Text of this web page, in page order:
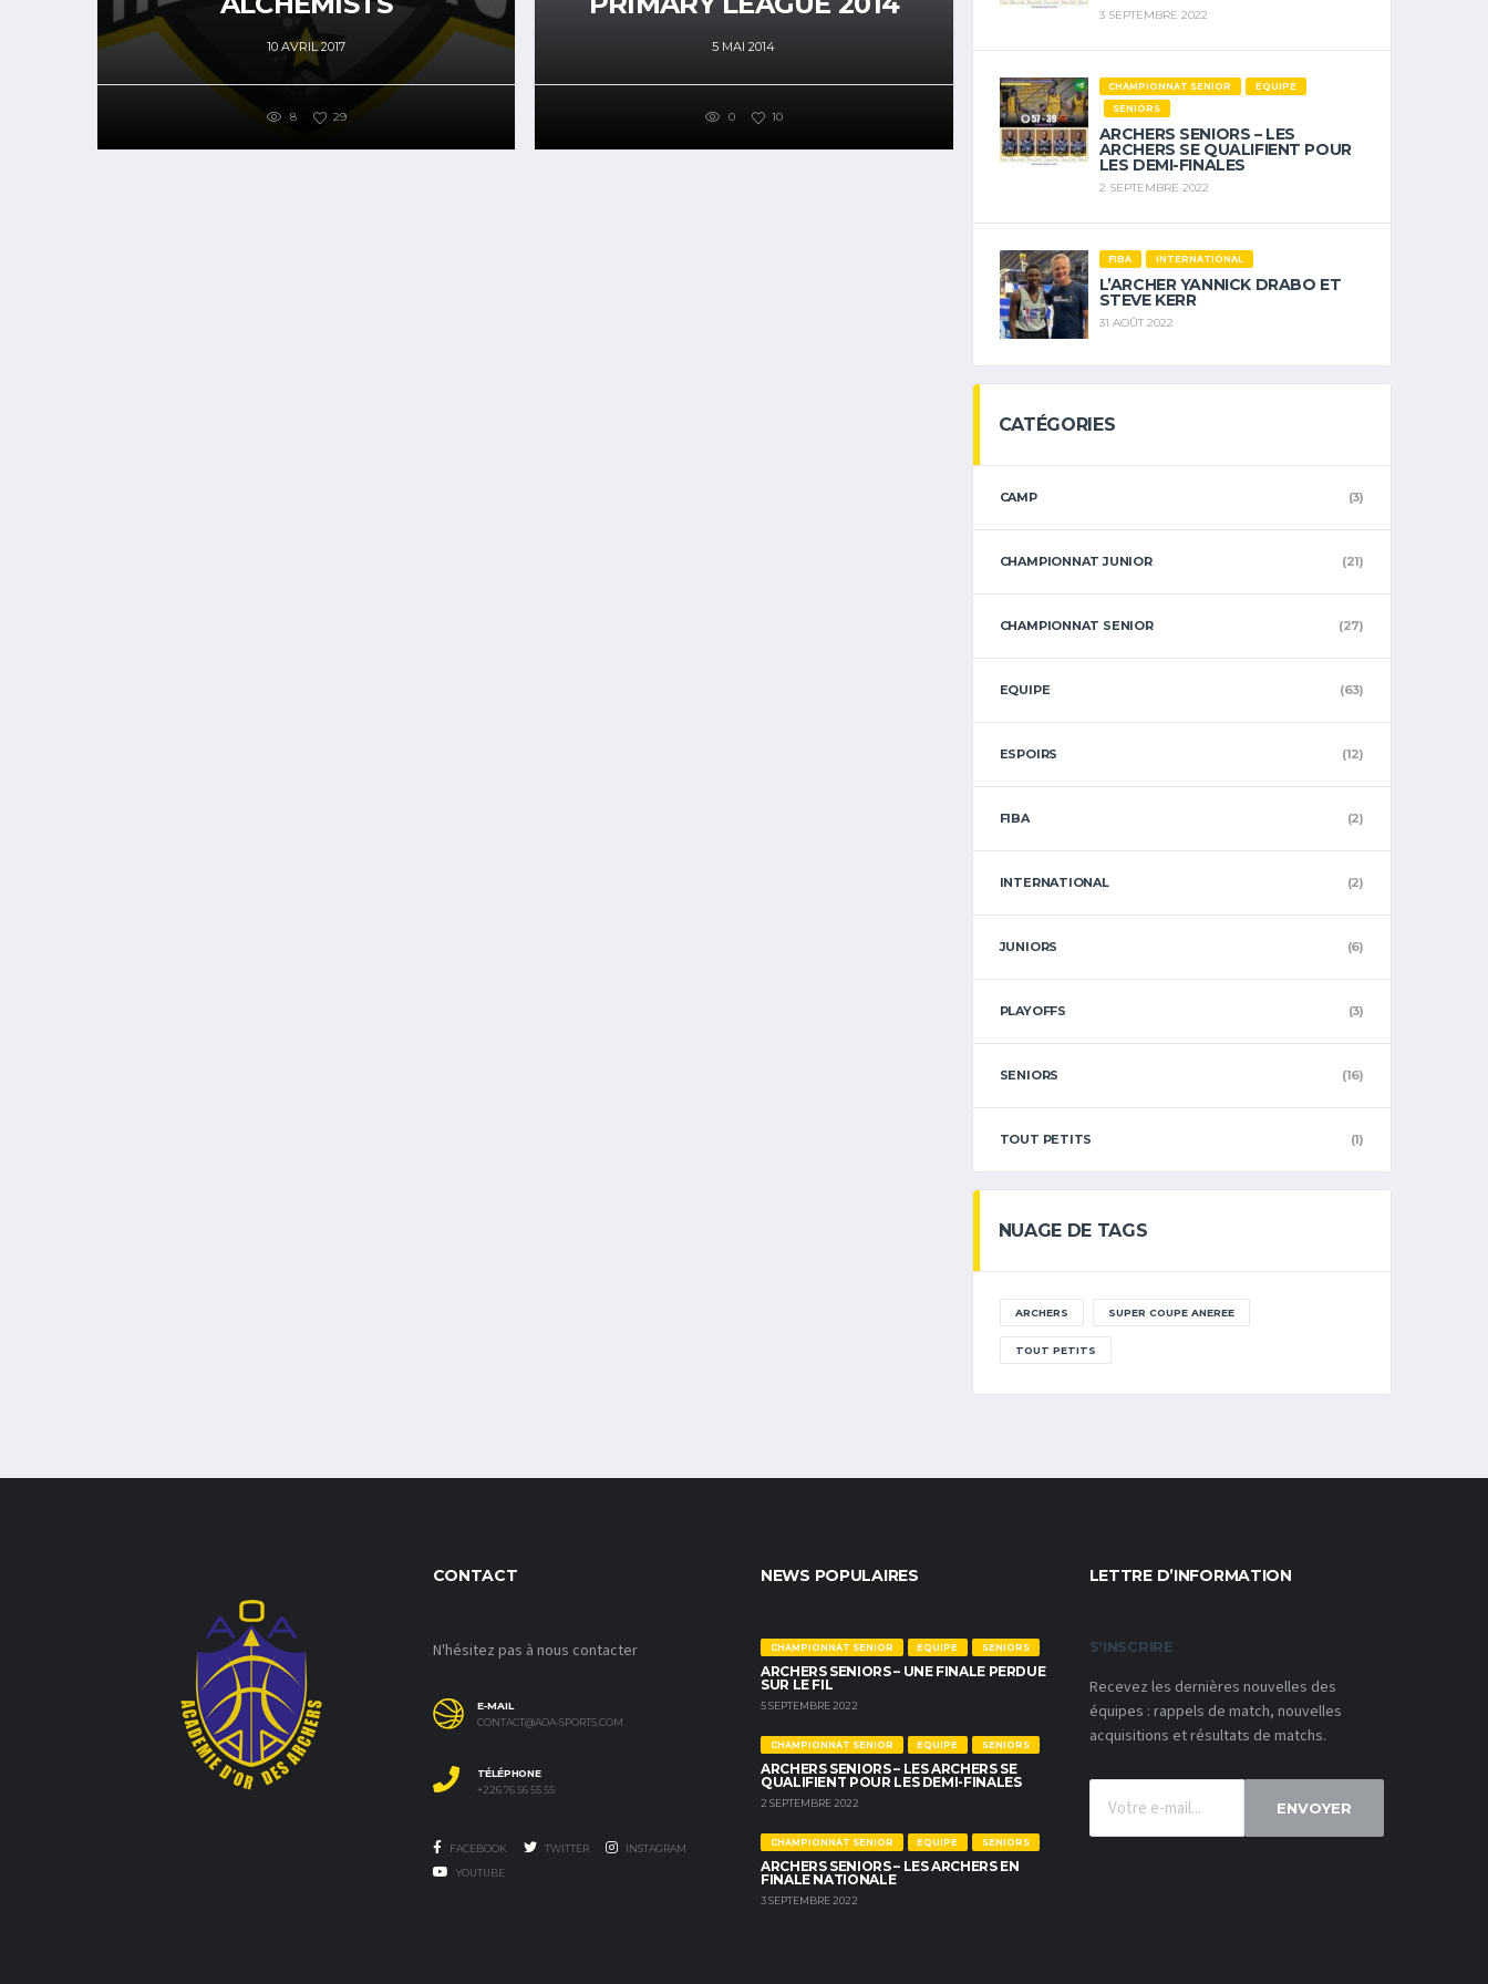
10 AVRIL 2017
8 29
5 MAI 2014
0 10
3 SEPTEMBRE 2022
CHAMPIONNAT SENIOR
EQUIPE
SENIORS
ARCHERS SENIORS – LES
ARCHERS SE QUALIFIENT POUR
LES DEMI-FINALES
2 SEPTEMBRE 2022
FIBA INTERNATIONAL
L’ARCHER YANNICK DRABO ET
STEVE KERR
31 AOÛT 2022
CATÉGORIES
CAMP (3)
CHAMPIONNAT JUNIOR (21)
CHAMPIONNAT SENIOR (27)
EQUIPE (63)
ESPOIRS (12)
FIBA (2)
INTERNATIONAL (2)
JUNIORS (6)
PLAYOFFS (3)
SENIORS (16)
TOUT PETITS (1)
NUAGE DE TAGS
ARCHERS SUPER COUPE ANEREE
TOUT PETITS
CONTACT
N'hésitez pas à nous contacter
E-MAIL
CONTACT@AOA-SPORTS.COM
TÉLÉPHONE
+226 76 56 55 55
FACEBOOK TWITTER INSTAGRAM
YOUTUBE
NEWS POPULAIRES
CHAMPIONNAT SENIOR EQUIPE SENIORS
ARCHERS SENIORS – UNE FINALE PERDUE
SUR LE FIL
5 SEPTEMBRE 2022
CHAMPIONNAT SENIOR EQUIPE SENIORS
ARCHERS SENIORS – LES ARCHERS SE
QUALIFIENT POUR LES DEMI-FINALES
2 SEPTEMBRE 2022
CHAMPIONNAT SENIOR EQUIPE SENIORS
ARCHERS SENIORS – LES ARCHERS EN
FINALE NATIONALE
3 SEPTEMBRE 2022
LETTRE D’INFORMATION
S'INSCRIRE
Recevez les dernières nouvelles des
équipes : rappels de match, nouvelles
acquisitions et résultats de matchs.
ENVOYER